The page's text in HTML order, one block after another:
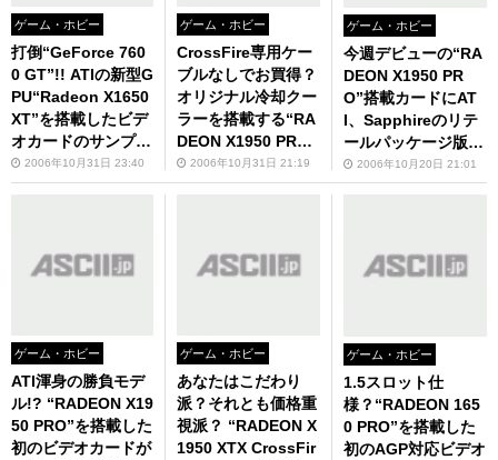
ゲーム・ホビー
打倒“GeForce 760
0 GT”!! ATIの新型G
PU“Radeon X1650
XT”を搭載したビデ
オカードのサンプル
版2モデルが秋葉原
に登場！
2006年10月31日 23:40
ゲーム・ホビー
CrossFire専用ケー
ブルなしでお買得？
オリジナル冷却クー
ラーを搭載する“RA
DEON X1950 PR
O”搭載カードがAS
USTeKから！
2006年10月31日 21:19
ゲーム・ホビー
今週デビューの“RA
DEON X1950 PR
O”搭載カードにAT
I、Sapphireのリテ
ールパッケージ版が
登場！
2006年10月20日 21:01
ゲーム・ホビー
ATI渾身の勝負モデ
ル!? “RADEON X19
50 PRO”を搭載した
初のビデオカードが
ゲーム・ホビー
あなたはこだわり
派？それとも価格重
視派？ “RADEON X
1950 XTX CrossFir
ゲーム・ホビー
1.5スロット仕
様？“RADEON 165
0 PRO”を搭載した
初のAGP対応ビデオ